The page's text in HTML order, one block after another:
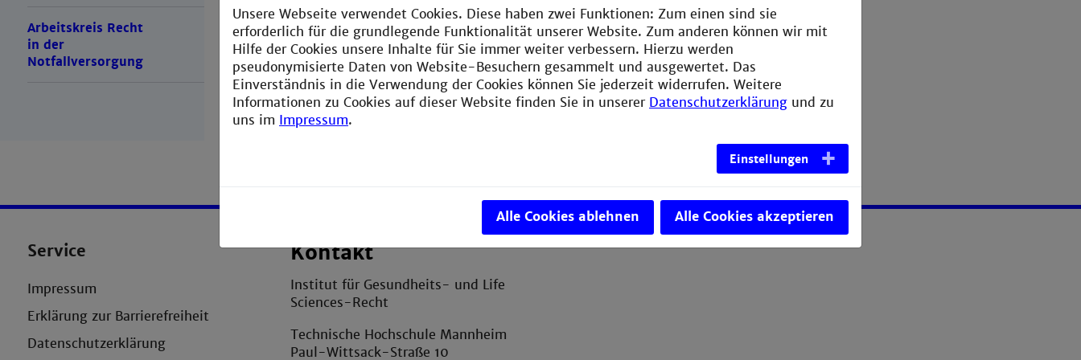
Arbeitskreis Recht
in der
Notfallversorgung
Service
Impressum
Erklärung zur Barrierefreiheit
Datenschutzerklärung
Kontakt
Institut für Gesundheits- und Life
Sciences-Recht
Technische Hochschule Mannheim
Paul-Wittsack-Straße 10
Unsere Webseite verwendet Cookies. Diese haben zwei Funktionen: Zum einen sind sie
erforderlich für die grundlegende Funktionalität unserer Website. Zum anderen können wir mit
Hilfe der Cookies unsere Inhalte für Sie immer weiter verbessern. Hierzu werden
pseudonymisierte Daten von Website-Besuchern gesammelt und ausgewertet. Das
Einverständnis in die Verwendung der Cookies können Sie jederzeit widerrufen. Weitere
Informationen zu Cookies auf dieser Website finden Sie in unserer Datenschutzerklärung und zu
uns im Impressum.
Einstellungen
Alle Cookies ablehnen Alle Cookies akzeptieren